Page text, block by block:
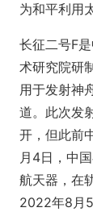
为和平利用
长征二号F
术研究院研
用于发射神
道。此次发
开，但此前
月4日，中
航天器，在
2022年8月